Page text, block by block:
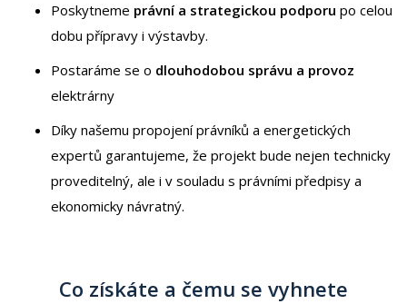
Poskytneme právní a strategickou podporu po celou
dobu přípravy i výstavby.
Postaráme se o dlouhodobou správu a provoz
elektrárny
Díky našemu propojení právníků a energetických
expertů garantujeme, že projekt bude nejen technicky
proveditelný, ale i v souladu s právními předpisy a
ekonomicky návratný.
Co získáte a čemu se vyhnete